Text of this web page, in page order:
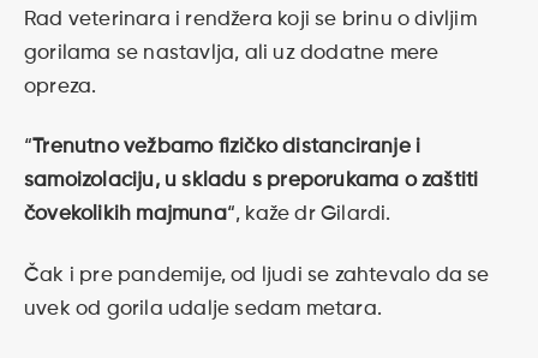
Rad veterinara i rendžera koji se brinu o divljim
gorilama se nastavlja, ali uz dodatne mere
opreza.
“Trenutno vežbamo fizičko distanciranje i
samoizolaciju, u skladu s preporukama o zaštiti
čovekolikih majmuna“, kaže dr Gilardi.
Čak i pre pandemije, od ljudi se zahtevalo da se
uvek od gorila udalje sedam metara.